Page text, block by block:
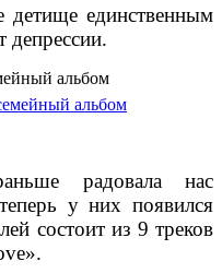
детище единственным
депрессии.
альбом
радовала нас
у них появился
состоит из 9 треков